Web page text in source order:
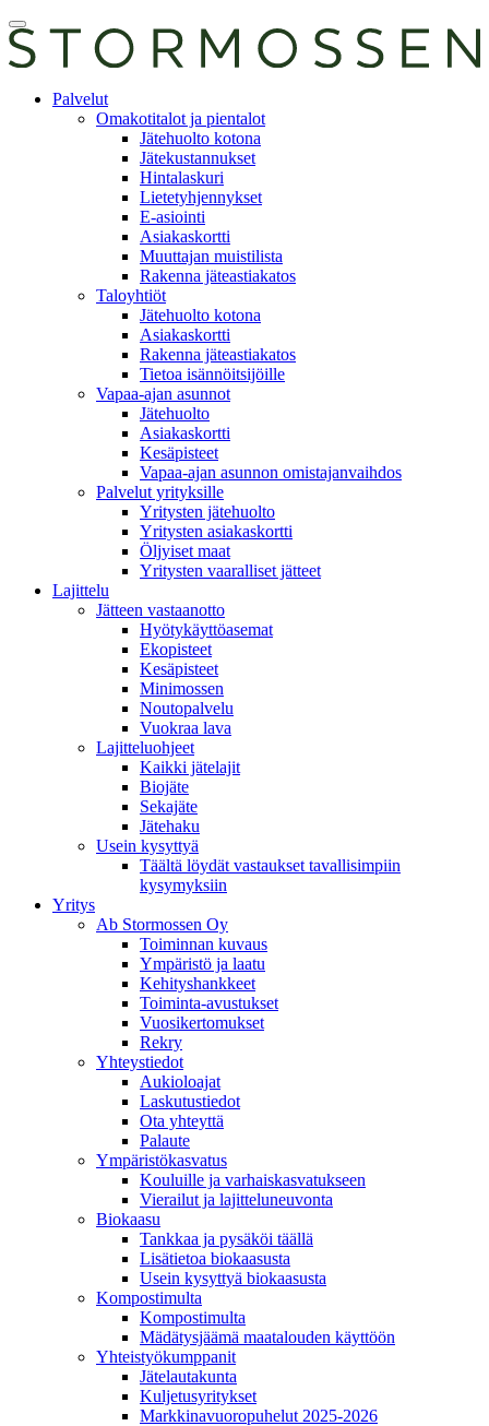
Skip
to
content
Avaa
päävalikko
asiointiPalvelut
Omakotitalot ja pientalot
Jätehuolto kotona
Jätekustannukset
Hintalaskuri
Lietetyhjennykset
E-asiointi
Asiakaskortti
Muuttajan muistilista
Rakenna jäteastiakatos
Taloyhtiöt
Jätehuolto kotona
Asiakaskortti
Rakenna jäteastiakatos
Tietoa isännöitsijöille
Vapaa-ajan asunnot
Jätehuolto
Asiakaskortti
Kesäpisteet
Vapaa-ajan asunnon omistajanvaihdos
Palvelut yrityksille
Yritysten jätehuolto
Yritysten asiakaskortti
Öljyiset maat
Yritysten vaaralliset jätteet
Lajittelu
Jätteen vastaanotto
Hyötykäyttöasemat
Ekopisteet
Kesäpisteet
Minimossen
Noutopalvelu
Vuokraa lava
Lajitteluohjeet
Kaikki jätelajit
Biojäte
Sekajäte
Jätehaku
Usein kysyttyä
Täältä löydät vastaukset tavallisimpiin
kysymyksiin
Yritys
Ab Stormossen Oy
Toiminnan kuvaus
Ympäristö ja laatu
Kehityshankkeet
Toiminta-avustukset
Vuosikertomukset
Rekry
Yhteystiedot
Aukioloajat
Laskutustiedot
Ota yhteyttä
Palaute
Ympäristökasvatus
Kouluille ja varhaiskasvatukseen
Vierailut ja lajitteluneuvonta
Biokaasu
Tankkaa ja pysäköi täällä
Lisätietoa biokaasusta
Usein kysyttyä biokaasusta
Kompostimulta
Kompostimulta
Mädätysjäämä maatalouden käyttöön
Yhteistyökumppanit
Jätelautakunta
Kuljetusyritykset
Markkinavuoropuhelut 2025-2026